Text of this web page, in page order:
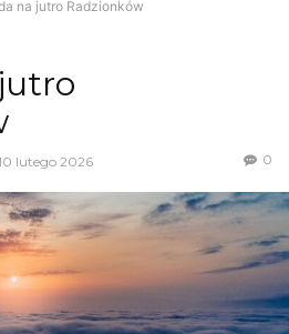
na jutro Radzionków
lutego 2026 0